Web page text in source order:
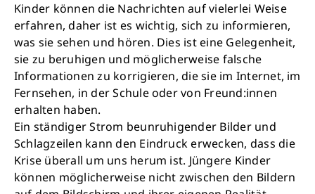
Kinder können die Nachrichten auf vielerlei Weise
erfahren, daher ist es wichtig, sich zu informieren,
was sie sehen und hören. Dies ist eine Gelegenheit,
sie zu beruhigen und möglicherweise falsche
Informationen zu korrigieren, die sie im Internet, im
Fernsehen, in der Schule oder von Freund:innen
erhalten haben.
Ein ständiger Strom beunruhigender Bilder und
Schlagzeilen kann den Eindruck erwecken, dass die
Krise überall um uns herum ist. Jüngere Kinder
können möglicherweise nicht zwischen den Bildern